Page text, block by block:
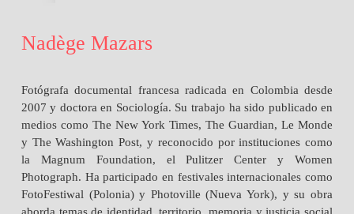
Nadège Mazars
Fotógrafa documental francesa radicada en Colombia desde
2007 y doctora en Sociología. Su trabajo ha sido publicado en
medios como The New York Times, The Guardian, Le Monde
y The Washington Post, y reconocido por instituciones como
la Magnum Foundation, el Pulitzer Center y Women
Photograph. Ha participado en festivales internacionales como
FotoFestiwal (Polonia) y Photoville (Nueva York), y su obra
aborda temas de identidad, territorio, memoria y justicia social